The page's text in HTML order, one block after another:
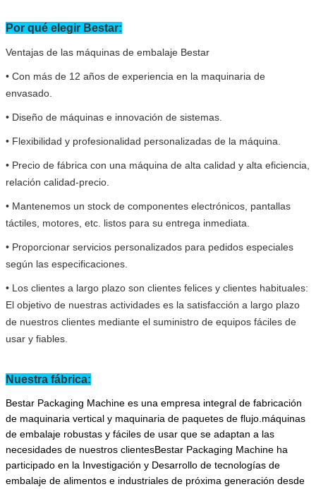
Por qué elegir Bestar:
Ventajas de las máquinas de embalaje Bestar
• Con más de 12 años de experiencia en la maquinaria de
envasado.
• Diseño de máquinas e innovación de sistemas.
• Flexibilidad y profesionalidad personalizadas de la máquina.
• Precio de fábrica con una máquina de alta calidad y alta eficiencia,
relación calidad-precio.
• Mantenemos un stock de componentes electrónicos, pantallas
táctiles, motores, etc. listos para su entrega inmediata.
• Proporcionar servicios personalizados para pedidos especiales
según las especificaciones.
• Los clientes a largo plazo son clientes felices y clientes habituales:
El objetivo de nuestras actividades es la satisfacción a largo plazo
de nuestros clientes mediante el suministro de equipos fáciles de
usar y fiables.
Nuestra fábrica:
Bestar Packaging Machine es una empresa integral de fabricación
de maquinaria vertical y maquinaria de paquetes de flujo.máquinas
de embalaje robustas y fáciles de usar que se adaptan a las
necesidades de nuestros clientesBestar Packaging Machine ha
participado en la Investigación y Desarrollo de tecnologías de
embalaje de alimentos e industriales de próxima generación desde